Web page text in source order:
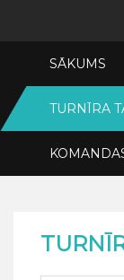
SĀKUMS
TURNĪRA